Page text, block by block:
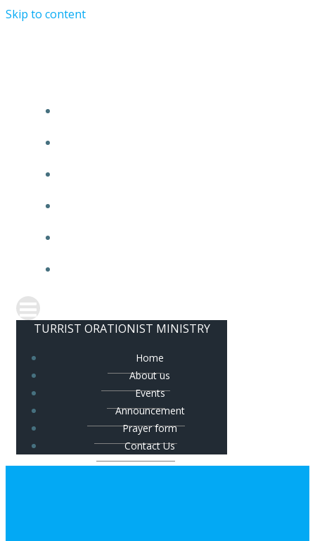
Skip to content
TURRIST ORATIONIST MINISTRY
Home
About us
Events
Announcement
Prayer form
Contact Us